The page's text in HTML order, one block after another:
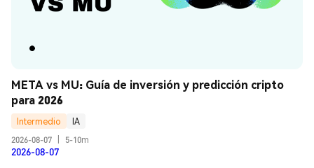
META vs MU: Guía de inversión y predicción cripto
para 2026
Intermedio
IA
2026-08-07
5-10m
2026-08-07